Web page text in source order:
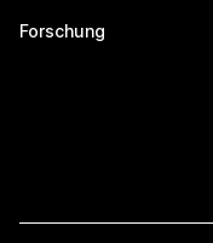
Forschung